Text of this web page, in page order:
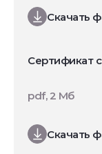
Скачать
Сертификат
Скачать
pdf, 2 Мб